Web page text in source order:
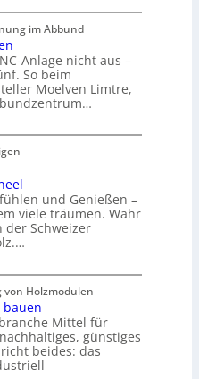
im Abbund
Anlage nicht aus –
So beim
Moelven Limtre,
und Genießen –
viele träumen. Wahr
der Schweizer
Holzmodulen
bauen
Mittel für
günstiges
beides: das